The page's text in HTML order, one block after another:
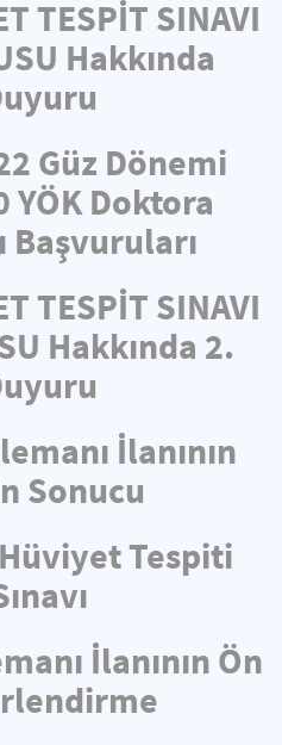
TESPİT SINAVI
Hakkında
Güz Dönemi
YÖK Doktora
Başvuruları
TESPİT SINAVI
Hakkında 2.
İlanının
Sonucu
Tespiti
İlanının Ön